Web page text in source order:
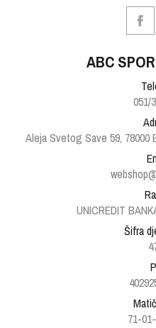
ABC
051/
Aleja Svetog Save 59, 78000
UNICREDIT
Šifra
71-